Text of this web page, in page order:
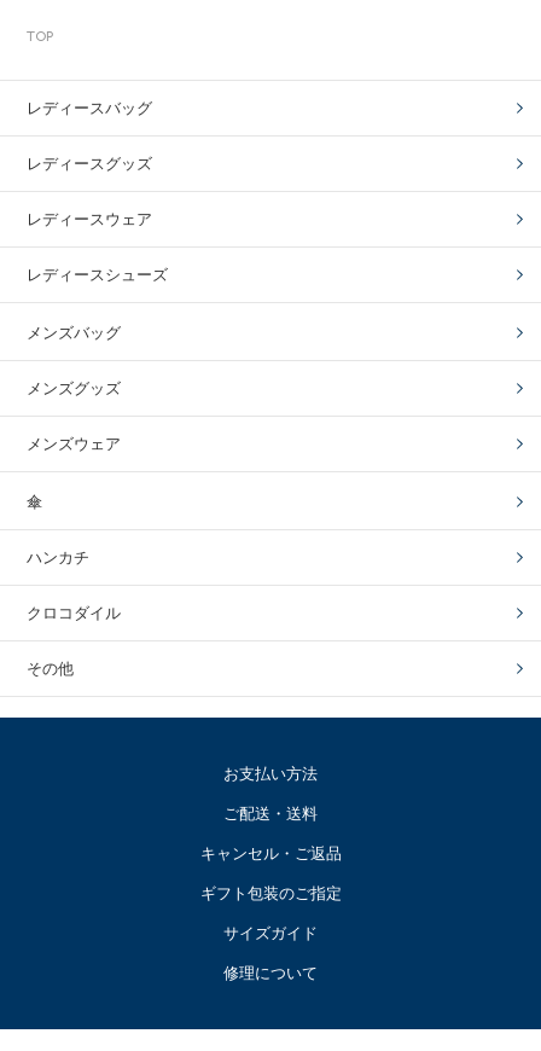
TOP
レディースバッグ
レディースグッズ
レディースウェア
レディースシューズ
メンズバッグ
メンズグッズ
メンズウェア
傘
ハンカチ
クロコダイル
その他
お支払い方法
ご配送・送料
キャンセル・ご返品
ギフト包装のご指定
サイズガイド
修理について